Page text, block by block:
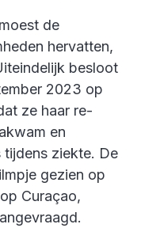
de
hervatten,
besloot
2023 op
ze haar re-
en
ziekte. De
gezien op
Curaçao,